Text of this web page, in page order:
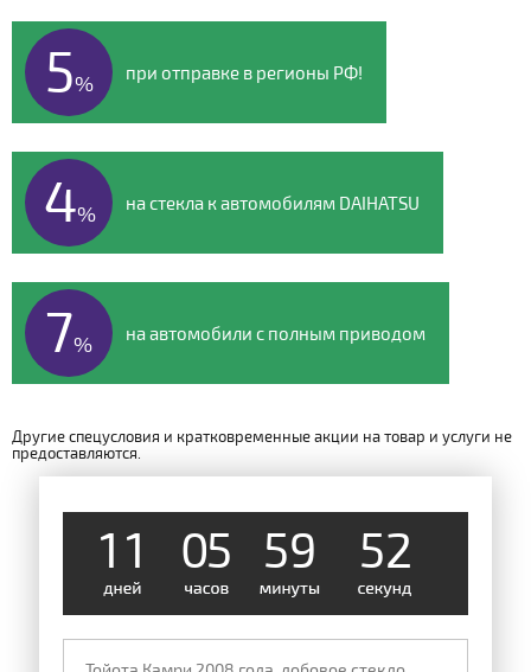
5% при отправке в регионы РФ!
4% на стекла к автомобилям DAIHATSU
7% на автомобили с полным приводом
Другие спецусловия и кратковременные акции на товар и услуги не
предоставляются.
1 1 05 59 51